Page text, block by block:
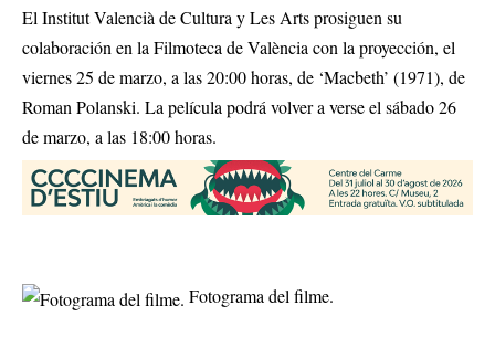
El Institut Valencià de Cultura y Les Arts prosiguen su
colaboración en la Filmoteca de València con la proyección, el
viernes 25 de marzo, a las 20:00 horas, de ‘Macbeth’ (1971), de
Roman Polanski. La película podrá volver a verse el sábado 26
de marzo, a las 18:00 horas.
Fotograma del filme.